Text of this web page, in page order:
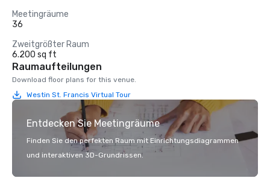
Meetingräume
36
Zweitgrößter Raum
6.200 sq ft
Raumaufteilungen
Download floor plans for this venue.
Westin St. Francis Virtual Tour
Entdecken Sie Meetingräume
Finden Sie den perfekten Raum mit Einrichtungsdiagrammen
und interaktiven 3D-Grundrissen.